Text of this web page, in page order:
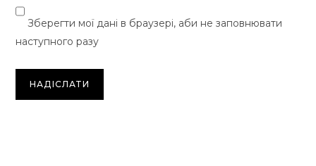
Зберегти мої дані в браузері, аби не заповнювати
наступного разу